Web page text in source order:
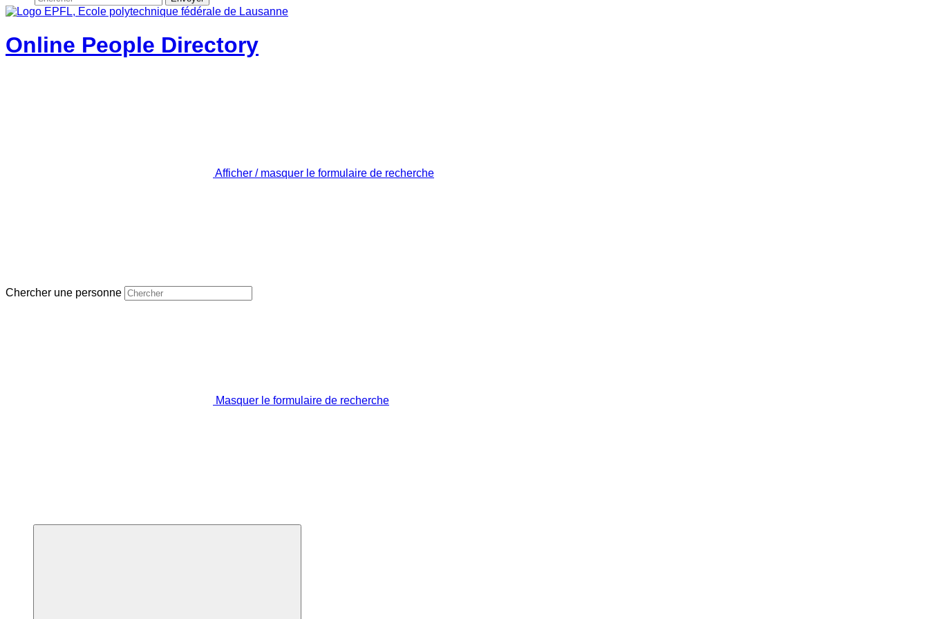
Online People Directory
Afficher / masquer le formulaire de recherche
Chercher une personne
Masquer le formulaire de recherche